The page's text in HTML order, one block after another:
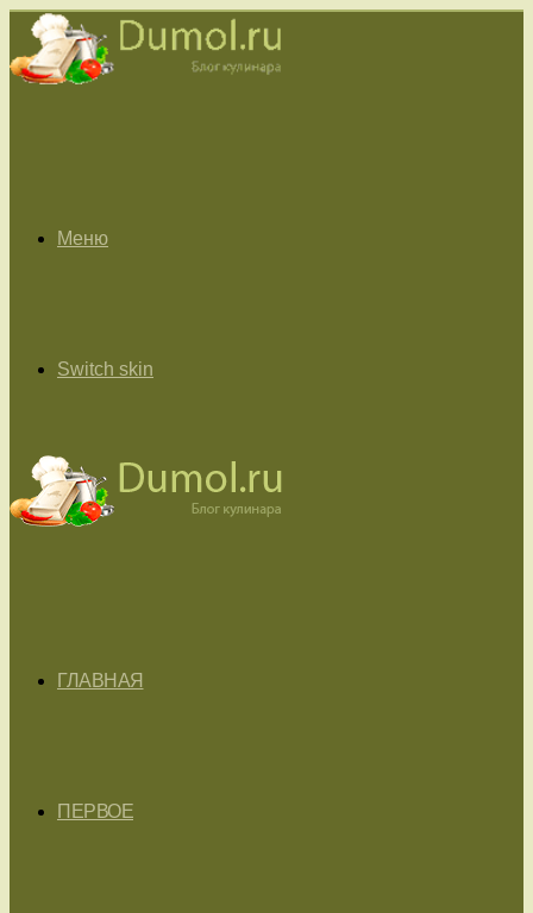
Меню
Switch skin
ГЛАВНАЯ
ПЕРВОЕ